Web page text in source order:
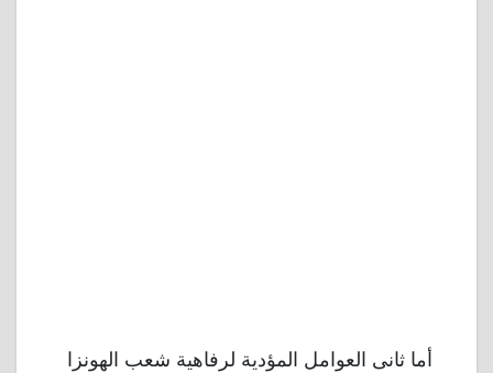
أما ثانى العوامل المؤدية لرفاهية شعب الهونزا